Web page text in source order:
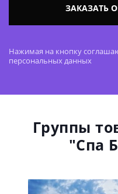
ЗАКАЗАТЬ
Нажимая на кнопку
персональных данных
Группы
"Спа